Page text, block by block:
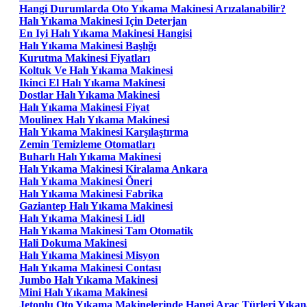
Hangi Durumlarda Oto Yıkama Makinesi Arızalanabilir?
Halı Yıkama Makinesi Için Deterjan
En Iyi Halı Yıkama Makinesi Hangisi
Halı Yıkama Makinesi Başlığı
Kurutma Makinesi Fiyatları
Koltuk Ve Halı Yıkama Makinesi
Ikinci El Halı Yıkama Makinesi
Dostlar Halı Yıkama Makinesi
Halı Yıkama Makinesi Fiyat
Moulinex Halı Yıkama Makinesi
Halı Yıkama Makinesi Karşılaştırma
Zemin Temizleme Otomatları
Buharlı Halı Yıkama Makinesi
Halı Yıkama Makinesi Kiralama Ankara
Halı Yıkama Makinesi Öneri
Halı Yıkama Makinesi Fabrika
Gaziantep Halı Yıkama Makinesi
Halı Yıkama Makinesi Lidl
Halı Yıkama Makinesi Tam Otomatik
Hali Dokuma Makinesi
Halı Yıkama Makinesi Misyon
Halı Yıkama Makinesi Contası
Jumbo Halı Yıkama Makinesi
Mini Halı Yıkama Makinesi
Jetonlu Oto Yıkama Makinelerinde Hangi Araç Türleri